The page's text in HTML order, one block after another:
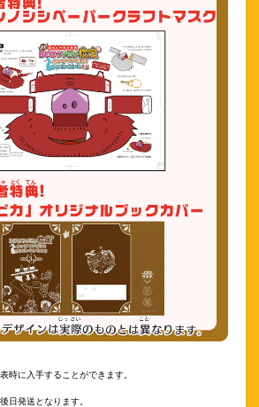
時に入手することができます。
日発送となります。